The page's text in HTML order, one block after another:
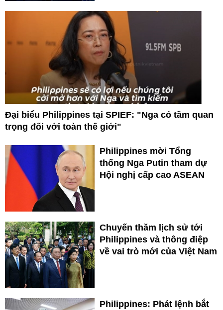
Đại biểu Philippines tại SPIEF: "Nga có tầm quan
trọng đối với toàn thế giới"
Philippines mời Tổng
thống Nga Putin tham dự
Hội nghị cấp cao ASEAN
Chuyến thăm lịch sử tới
Philippines và thông điệp
về vai trò mới của Việt Nam
Philippines: Phát lệnh bắt